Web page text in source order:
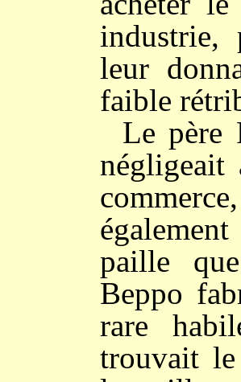
industrie,
leur
faible
Le père
négligeait
paille
Beppo
rare
trouvait le